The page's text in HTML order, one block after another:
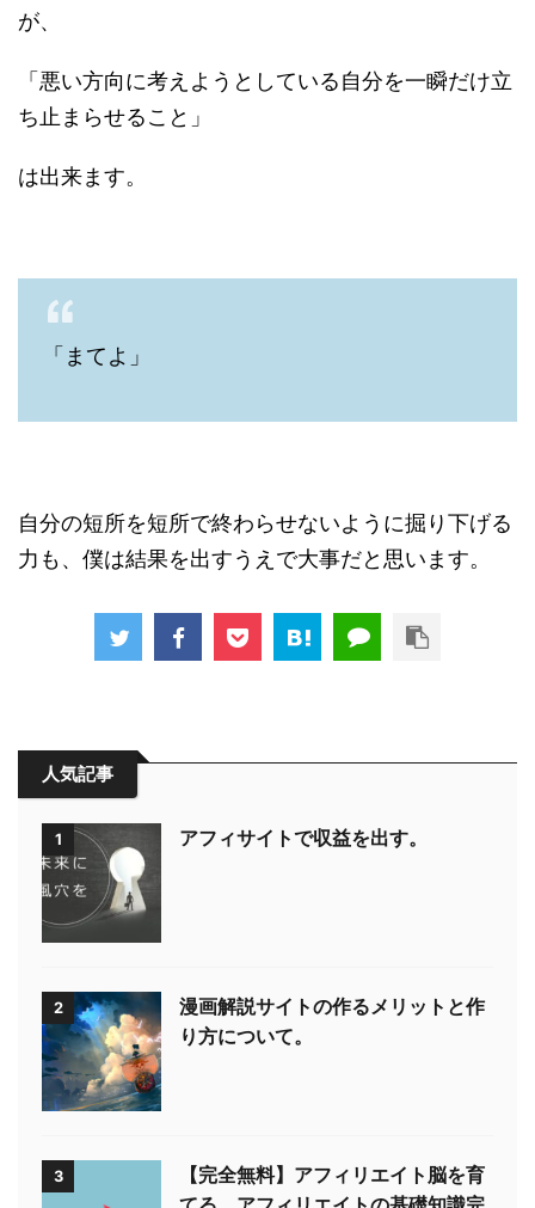
が、
「悪い方向に考えようとしている自分を一瞬だけ立
ち止まらせること」
は出来ます。
「まてよ」
自分の短所を短所で終わらせないように掘り下げる
力も、僕は結果を出すうえで大事だと思います。
人気記事
1 アフィサイトで収益を出す。
2
漫画解説サイトの作るメリットと作
り方について。
3
【完全無料】アフィリエイト脳を育